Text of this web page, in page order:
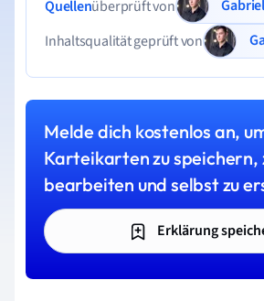
Quellenüberprüft von
Inhaltsqualität geprüft von
Melde dich kostenlos an,
Karteikarten zu speichern,
bearbeiten und selbst zu
Erklärung